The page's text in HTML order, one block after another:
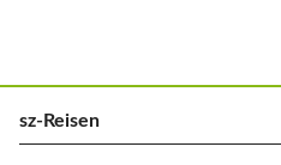
sz-Reisen